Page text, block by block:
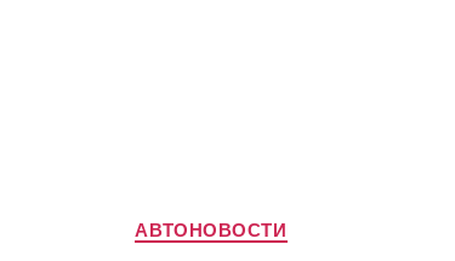
Рубрики
АВТОНОВОСТИ